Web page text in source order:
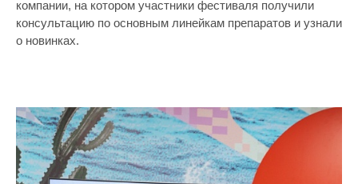
компании, на котором участники фестиваля получили
консультацию по основным линейкам препаратов и узнали
о новинках.